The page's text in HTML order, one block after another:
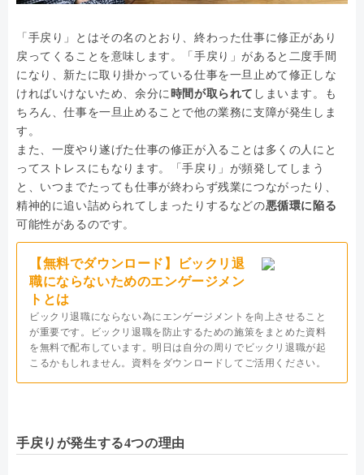
「手戻り」とはその名のとおり、終わった仕事に修正があり
戻ってくることを意味します。「手戻り」があると二度手間
になり、新たに取り掛かっている仕事を一旦止めて修正しな
ければいけないため、余分に 時間が取られて しまいます。も
ちろん、仕事を一旦止めることで他の業務に支障が発生しま
す。
また、一度やり遂げた仕事の修正が入ることは多くの人にと
ってストレスにもなります。「手戻り」が頻発してしまう
と、いつまでたっても仕事が終わらず残業につながったり、
精神的に追い詰められてしまったりするなどの悪循環に陥る
可能性があるのです。
【無料でダウンロード】ビックリ退
職にならないためのエンゲージメン
トとは
ビックリ退職にならない為にエンゲージメントを向上させること
が重要です。ビックリ退職を防止するための施策をまとめた資料
を無料で配布しています。明日は自分の周りでビックリ退職が起
こるかもしれません。資料をダウンロードしてご活用ください。
手戻りが発生する4つの理由